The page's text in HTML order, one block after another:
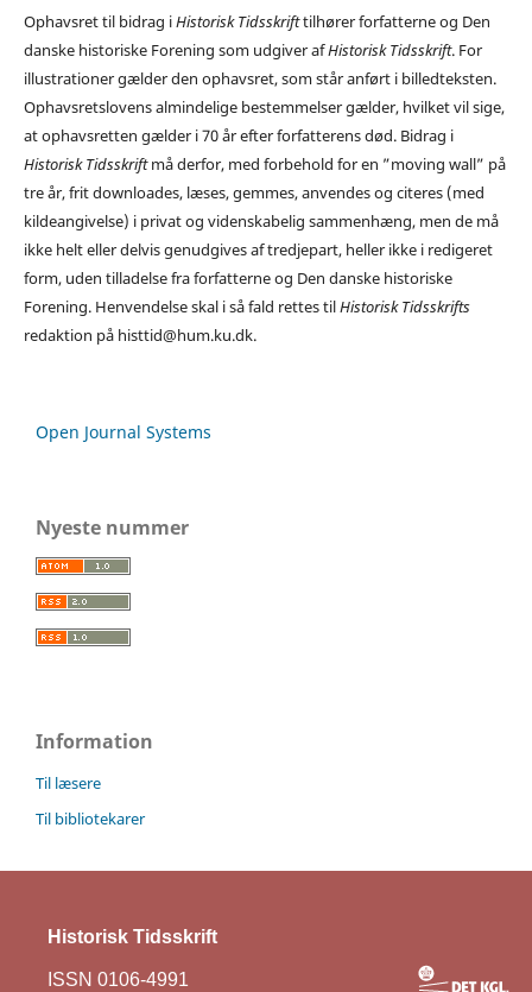
Ophavsret til bidrag iHistorisk Tidsskrifttilhører forfatterne og Den
danske historiske Forening som udgiver afHistorisk Tidsskrift. For
illustrationer gælder den ophavsret, som står anført i billedteksten.
Ophavsretslovens almindelige bestemmelser gælder, hvilket vil sige,
at ophavsretten gælder i 70 år efter forfatterens død. Bidrag i
Historisk Tidsskriftmå derfor, med forbehold for en ”moving wall” på
tre år, frit downloades, læses, gemmes, anvendes og citeres (med
kildeangivelse) i privat og videnskabelig sammenhæng, men de må
ikke helt eller delvis genudgives af tredjepart, heller ikke i redigeret
form, uden tilladelse fra forfatterne og Den danske historiske
Forening. Henvendelse skal i så fald rettes tilHistorisk Tidsskrifts
redaktion på histtid@hum.ku.dk.
Open Journal Systems
Nyeste nummer
Information
Til læsere
Til bibliotekarer
Historisk Tidsskrift
ISSN 0106-4991